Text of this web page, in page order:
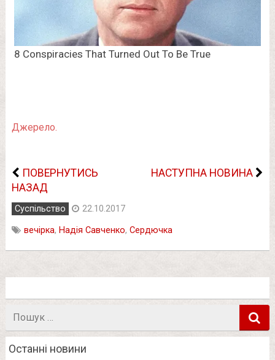
Джерело.
ПОВЕРНУТИСЬ
НАЗАД
НАСТУПНА НОВИНА
Суспільство 22.10.2017
вечірка, Надія Савченко, Сердючка
Останні новини